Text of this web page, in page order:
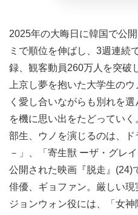
2025年の⼤晦⽇に韓国で公
ミで順位を伸ばし、3週連続
録、観客動員260万⼈を突破
上京し夢を抱いた大学生の
く愛し合いながらも別れを
を機に思い出をたどってい
部生、ウノを演じるのは、
－」、「寄生獣 ーザ・グレ
公開された映画『脱走』(24)
俳優、ギョファン。厳しい
ジョンウォン役には、「女